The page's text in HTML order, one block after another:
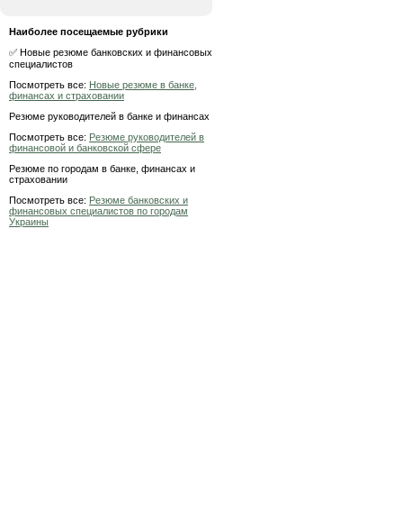
Наиболее посещаемые рубрики
✅ Новые резюме банковских и финансовых
специалистов
Посмотреть все: Новые резюме в банке,
финансах и страховании
Резюме руководителей в банке и финансах
Посмотреть все: Резюме руководителей в
финансовой и банковской сфере
Резюме по городам в банке, финансах и
страховании
Посмотреть все: Резюме банковских и
финансовых специалистов по городам
Украины